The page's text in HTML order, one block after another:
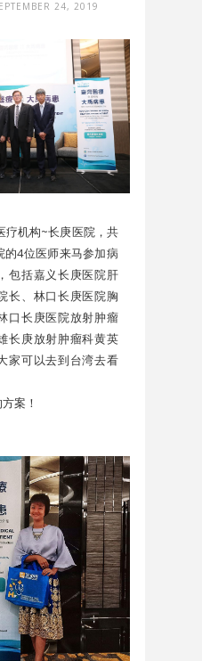
24, 2019
疗机构~长庚医院，共
4位医师来马参加病
包括嘉义长庚医院肝
长、林口长庚医院胸
口长庚医院放射肿瘤
长庚放射肿瘤科黄英
家可以去到台湾去看
案！